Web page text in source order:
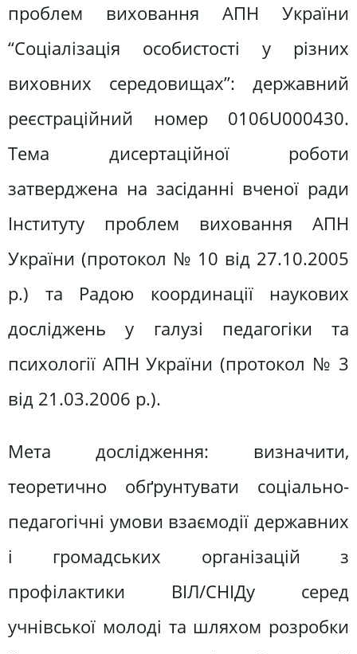
проблем виховання АПН України
“Соціалізація особистості у різних
виховних середовищах”: державний
реєстраційний номер 0106U000430.
Тема дисертаційної роботи
затверджена на засіданні вченої ради
Інституту проблем виховання АПН
України (протокол № 10 від 27.10.2005
р.) та Радою координації наукових
досліджень у галузі педагогіки та
психології АПН України (протокол № 3
від 21.03.2006 р.).
Мета дослідження: визначити,
теоретично обґрунтувати соціально-
педагогічні умови взаємодії державних
і громадських організацій з
профілактики ВІЛ/СНІДу серед
учнівської молоді та шляхом розробки